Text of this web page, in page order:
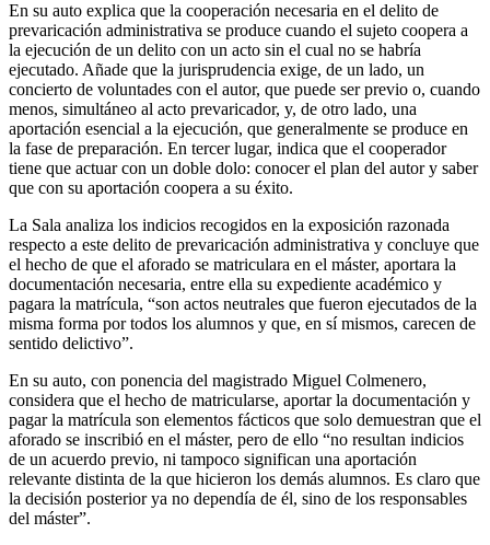
En su auto explica que la cooperación necesaria en el delito de
prevaricación administrativa se produce cuando el sujeto coopera a
la ejecución de un delito con un acto sin el cual no se habría
ejecutado. Añade que la jurisprudencia exige, de un lado, un
concierto de voluntades con el autor, que puede ser previo o, cuando
menos, simultáneo al acto prevaricador, y, de otro lado, una
aportación esencial a la ejecución, que generalmente se produce en
la fase de preparación. En tercer lugar, indica que el cooperador
tiene que actuar con un doble dolo: conocer el plan del autor y saber
que con su aportación coopera a su éxito.
La Sala analiza los indicios recogidos en la exposición razonada
respecto a este delito de prevaricación administrativa y concluye que
el hecho de que el aforado se matriculara en el máster, aportara la
documentación necesaria, entre ella su expediente académico y
pagara la matrícula, “son actos neutrales que fueron ejecutados de la
misma forma por todos los alumnos y que, en sí mismos, carecen de
sentido delictivo”.
En su auto, con ponencia del magistrado Miguel Colmenero,
considera que el hecho de matricularse, aportar la documentación y
pagar la matrícula son elementos fácticos que solo demuestran que el
aforado se inscribió en el máster, pero de ello “no resultan indicios
de un acuerdo previo, ni tampoco significan una aportación
relevante distinta de la que hicieron los demás alumnos. Es claro que
la decisión posterior ya no dependía de él, sino de los responsables
del máster”.